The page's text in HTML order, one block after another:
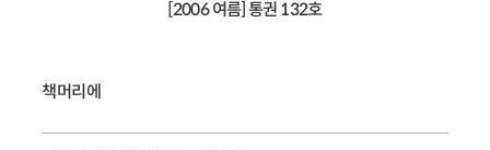
[2006 여름] 통권 132호
책머리에